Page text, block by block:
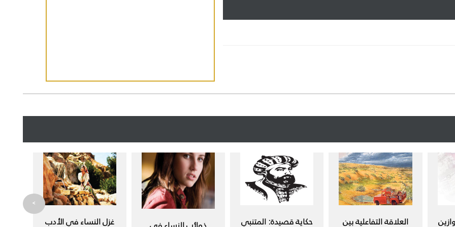
غزل النساء في الأدب حكاية قصيدة: المتنبي العلاقة التفاعلية بين
>